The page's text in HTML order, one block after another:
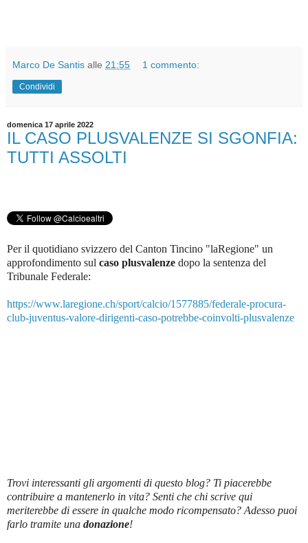
Marco De Santis alle 21:55 1 commento:
Condividi
domenica 17 aprile 2022
IL CASO PLUSVALENZE SI SGONFIA:
TUTTI ASSOLTI
Per il quotidiano svizzero del Canton Tincino "laRegione" un
approfondimento sul caso plusvalenze dopo la sentenza del
Tribunale Federale:
https://www.laregione.ch/sport/calcio/1577885/federale-procura-
club-juventus-valore-dirigenti-caso-potrebbe-coinvolti-plusvalenze
Trovi interessanti gli argomenti di questo blog? Ti piacerebbe
contribuire a mantenerlo in vita? Senti che chi scrive qui
meriterebbe di essere in qualche modo ricompensato? Adesso puoi
farlo tramite una donazione!